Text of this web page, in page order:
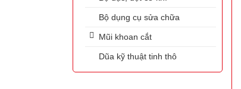
Bộ dụng cụ sửa chữa
Mũi khoan cắt
Dũa kỹ thuật tinh thô